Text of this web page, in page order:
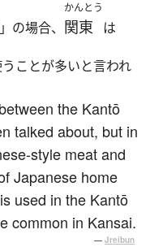
」の場合、
かんとう
関東 は
ことが多いと言われ
the Kantō
talked about, but in
style meat and
Japanese home
used in the Kantō
common in Kansai.
— Jreibun